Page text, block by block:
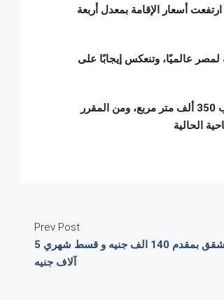
الفترة الأخيرة، بينما ارتفعت أسعار الإقامة بمعدل أربعة
عالميًا، وتنعكس إيجابًا على
وكشف عن تنفيذ مجموعة فندقية ضخمة متصلة بالمتحف المصري الكبير على مساحة تقارب 350 ألف متر مربع، ومن المقرر
Prev Post
نعلن عن طرح شقق بمقدم 140 الف جنيه و قسط شهري 5
آلاف جنيه